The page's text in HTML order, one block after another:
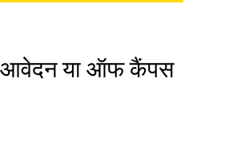
या ऑफ कैंपस